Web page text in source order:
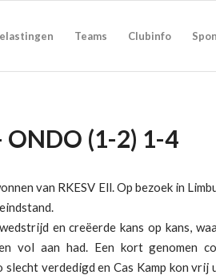
Teams Clubinfo
ONDO (1-2) 1-4
van RKESV Ell. Op bezoek in
en creëerde kans op kans,
vol aan had. Een kort genomen
verdedigd en Cas Kamp kon vrij